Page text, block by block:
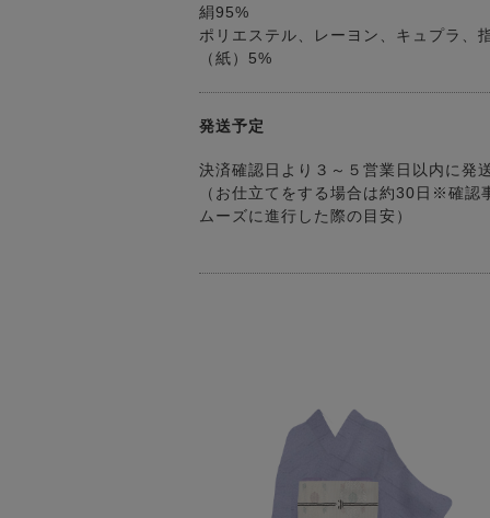
絹95%
ポリエステル、レーヨン、キュプラ、
（紙）5%
発送予定
決済確認日より３～５営業日以内に発
（お仕立てをする場合は約30日※確認
ムーズに進行した際の目安）